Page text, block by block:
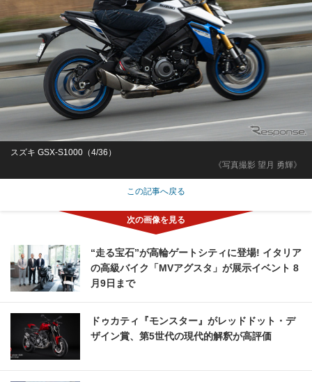
《写真撮影 望月 勇輝》
スズキ GSX-S1000（4/36）
この記事へ戻る
“走る宝石”が高輪ゲートシティに登場! イタリア
の高級バイク「MVアグスタ」が展示イベント 8
月9日まで
ドゥカティ『モンスター』がレッドドット・デ
ザイン賞、第5世代の現代的解釈が高評価